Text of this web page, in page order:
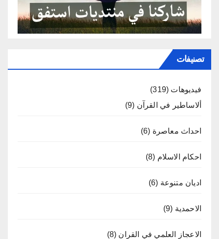
تصنيفات
فيديوهات (319)
ألاساطير في القرآن (9)
احداث معاصرة (6)
احكام الاسلام (8)
اديان متنوعة (6)
الاحمدية (9)
الاعجاز العلمي في القران (8)